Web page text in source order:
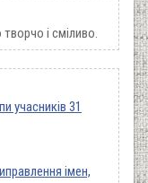
і сміливо.
учасників 31
імен,